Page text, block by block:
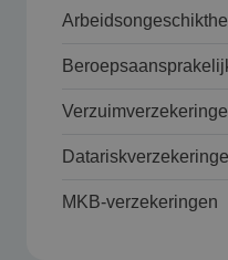
MKB-verzekeringen